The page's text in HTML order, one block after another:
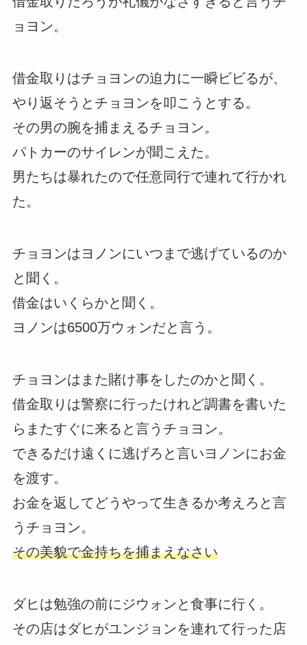
ョヨン。
借金取りはチョヨンの迫力に一瞬ビビるが、
やり返そうとチョヨンを叩こうとする。
その男の腕を捕まえるチョヨン。
パトカーのサイレンが聞こえた。
男たちは暴れたので任意同行で連れて行かれ
た。
チョヨンはヨノンにいつまで逃げているのか
と聞く。
借金はいくらかと聞く。
ヨノンは6500万ウォンだと言う。
チョヨンはまた賭け事をしたのかと聞く。
借金取りは警察に行ったけれど調書を書いた
らまたすぐに来ると言うチョヨン。
できるだけ遠くに逃げろと言いヨノンにお金
を渡す。
お金を返してどうやって生きるか考えろと言
うチョヨン。
その美貌で金持ちを捕まえなさい
ダヒは勉強の前にジウォンと食事に行く。
その店はダヒがユンジョンを連れて行った店